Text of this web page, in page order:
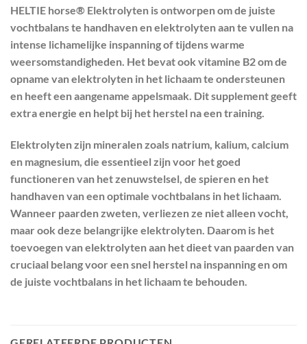
HELTIE horse® Elektrolyten is ontworpen om de juiste
vochtbalans te handhaven en elektrolyten aan te vullen na
intense lichamelijke inspanning of tijdens warme
weersomstandigheden. Het bevat ook vitamine B2 om de
opname van elektrolyten in het lichaam te ondersteunen
en heeft een aangename appelsmaak. Dit supplement geeft
extra energie en helpt bij het herstel na een training.
Elektrolyten zijn mineralen zoals natrium, kalium, calcium
en magnesium, die essentieel zijn voor het goed
functioneren van het zenuwstelsel, de spieren en het
handhaven van een optimale vochtbalans in het lichaam.
Wanneer paarden zweten, verliezen ze niet alleen vocht,
maar ook deze belangrijke elektrolyten. Daarom is het
toevoegen van elektrolyten aan het dieet van paarden van
cruciaal belang voor een snel herstel na inspanning en om
de juiste vochtbalans in het lichaam te behouden.